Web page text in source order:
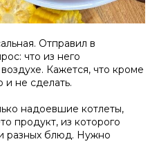
Отправил в
что из него
Кажется, что кроме
и не сделать.
надоевшие котлеты,
продукт, из которого
разных блюд. Нужно